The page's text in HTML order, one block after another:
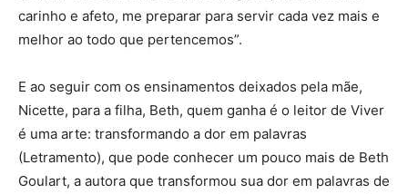
carinho e afeto, me preparar para servir cada vez mais e
melhor ao todo que pertencemos”.
E ao seguir com os ensinamentos deixados pela mãe,
Nicette, para a filha, Beth, quem ganha é o leitor de Viver
é uma arte: transformando a dor em palavras
(Letramento), que pode conhecer um pouco mais de Beth
Goulart, a autora que transformou sua dor em palavras de